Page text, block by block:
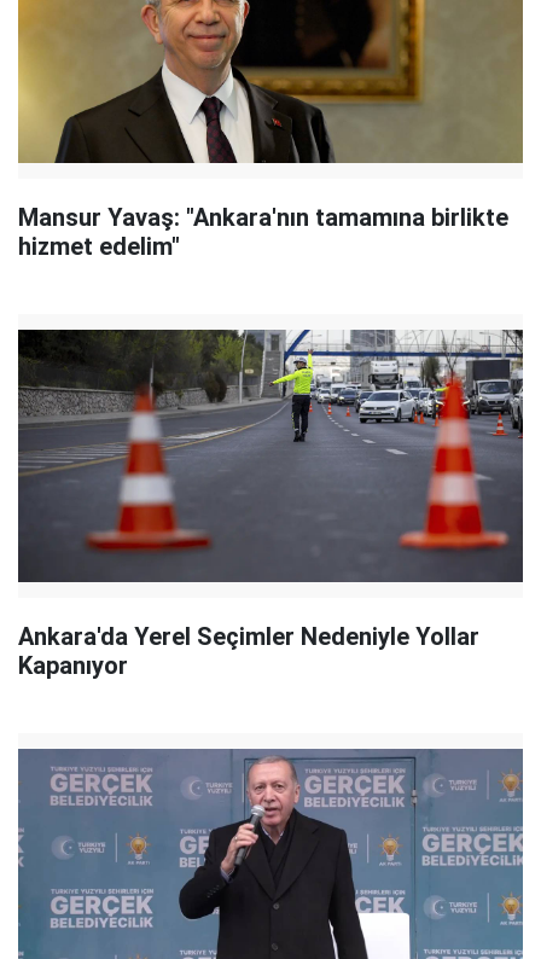
Mansur Yavaş: "Ankara'nın tamamına birlikte
hizmet edelim"
Ankara'da Yerel Seçimler Nedeniyle Yollar
Kapanıyor